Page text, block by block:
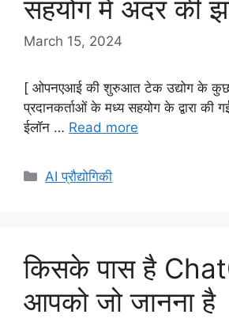
सहयोग में अंदर की
March 15, 2024
[ ओपनएआई की शुरुआत टेक उद्योग के कुछ
प्रदानकर्ताओं के मध्य सहयोग के द्वारा की
ईलॉन … Read more
Categories
AI प्रौद्योगिकी
किसके पास है
आपको जो जानना है